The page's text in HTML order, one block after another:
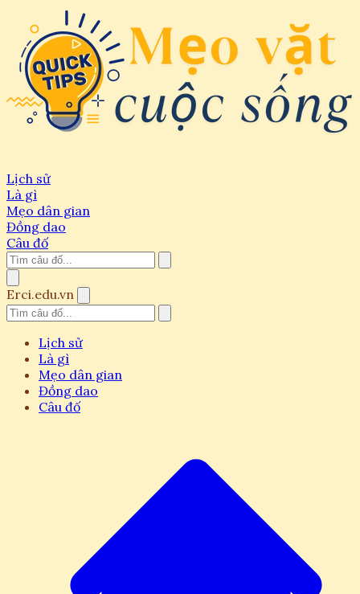
Lịch sử
Là gì
Mẹo dân gian
Đồng dao
Câu đố
Erci.edu.vn
Lịch sử
Là gì
Mẹo dân gian
Đồng dao
Câu đố